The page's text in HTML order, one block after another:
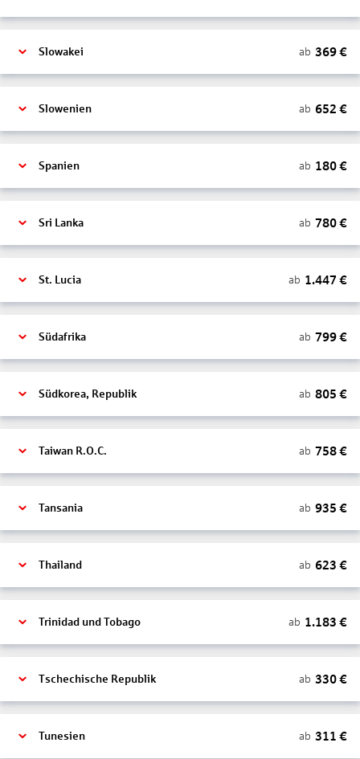
Slowakei ab 369€
Slowenien ab 652 €
Spanien ab 180€
Sri Lanka ab 780€
St. Lucia ab 1.447 €
Südafrika ab 799€
Südkorea, Republik ab 805 €
Taiwan R.O.C. ab 758€
Tansania ab 935 €
Thailand ab 623 €
Trinidad und Tobago ab 1.183 €
Tschechische Republik ab 330€
Tunesien ab 311 €